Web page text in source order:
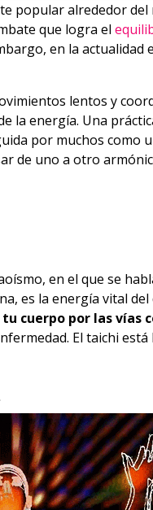
popular alrededor
que logra el
en la actualidad
lentos y
la energía. Una
por muchos como
de uno a otro
en el que se
es la energía vital
cuerpo por las vías
El taichi